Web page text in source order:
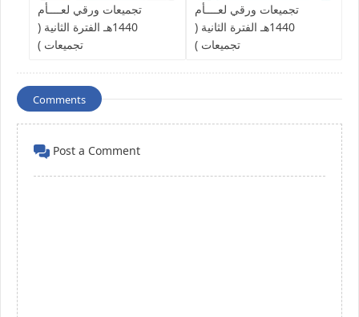
تجميعات ورقي لعــــأم
1440هـ الفترة الثانية (
تجميعات )
تجميعات ورقي لعــــأم
1440هـ الفترة الثانية (
تجميعات )
Comments
Post a Comment